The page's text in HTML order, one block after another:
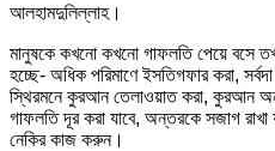
আলহামদুলিল্লাহ।
মানুষকে কখনো কখনো গাফলতি পেয়ে বসে
হচ্ছে- অধিক পরিমাণে ইসতিগফার করা,
স্থিরমনে কুরআন তেলাওয়াত করা, কুরআন
গাফলতি দূর করা যাবে, অন্তরকে সজাগ
নেকির কাজ করুন।